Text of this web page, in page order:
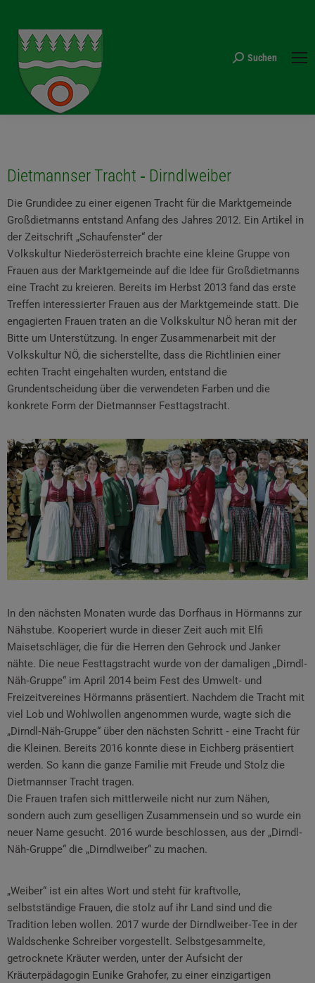
Search:
Suchen
Dietmannser Tracht ‐ Dirndlweiber
Die Grundidee zu einer eigenen Tracht für die Marktgemeinde
Großdietmanns entstand Anfang des Jahres 2012. Ein Artikel in
der Zeitschrift „Schaufenster“ der
Volkskultur Niederösterreich brachte eine kleine Gruppe von
Frauen aus der Marktgemeinde auf die Idee für Großdietmanns
eine Tracht zu kreieren. Bereits im Herbst 2013 fand das erste
Treffen interessierter Frauen aus der Marktgemeinde statt. Die
engagierten Frauen traten an die Volkskultur NÖ heran mit der
Bitte um Unterstützung. In enger Zusammenarbeit mit der
Volkskultur NÖ, die sicherstellte, dass die Richtlinien einer
echten Tracht eingehalten wurden, entstand die
Grundentscheidung über die verwendeten Farben und die
konkrete Form der Dietmannser Festtagstracht.
In den nächsten Monaten wurde das Dorfhaus in Hörmanns zur
Nähstube. Kooperiert wurde in dieser Zeit auch mit Elfi
Maisetschläger, die für die Herren den Gehrock und Janker
nähte. Die neue Festtagstracht wurde von der damaligen „Dirndl‐
Näh‐Gruppe“ im April 2014 beim Fest des Umwelt‐ und
Freizeitvereines Hörmanns präsentiert. Nachdem die Tracht mit
viel Lob und Wohlwollen angenommen wurde, wagte sich die
„Dirndl‐Näh‐Gruppe“ über den nächsten Schritt ‐ eine Tracht für
die Kleinen. Bereits 2016 konnte diese in Eichberg präsentiert
werden. So kann die ganze Familie mit Freude und Stolz die
Dietmannser Tracht tragen.
Die Frauen trafen sich mittlerweile nicht nur zum Nähen,
sondern auch zum geselligen Zusammensein und so wurde ein
neuer Name gesucht. 2016 wurde beschlossen, aus der „Dirndl‐
Näh‐Gruppe“ die „Dirndlweiber“ zu machen.
„Weiber“ ist ein altes Wort und steht für kraftvolle,
selbstständige Frauen, die stolz auf ihr Land sind und die
Tradition leben wollen. 2017 wurde der Dirndlweiber‐Tee in der
Waldschenke Schreiber vorgestellt. Selbstgesammelte,
getrocknete Kräuter werden, unter der Aufsicht der
Kräuterpädagogin Eunike Grahofer, zu einer einzigartigen